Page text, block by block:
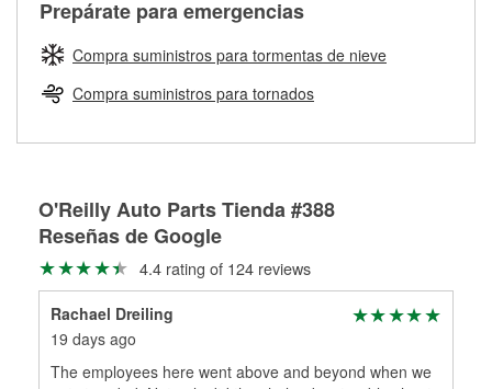
Herramientas de O'Reilly
pueden ser reutilizados, podemos ayudarte a encontrar las
partes de reemplazo correctas para tu reparación.
Rectificación de tambores y discos de freno
averiada o determina los acoplamientos y la longitud
adecuados para que te construyamos una nueva. O'Reilly
Auto Parts tiene las mangueras y los acoples adecuados
para reparar el sistema hidráulico de tu maquinaria
agrícola o de construcción.
Más información acerca del servicio de mangueras
Prepárate para emergencias
Compra suministros para tormentas de nieve
Compra suministros para tornados
O'Reilly Auto Parts Tienda #388
Reseñas de Google
4.4 rating of 124 reviews
Rachael Dreiling
19 days ago
The employees here went above and beyond when we